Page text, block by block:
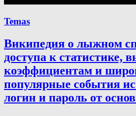
Temas
Википедия о лыжном
доступа к статистике,
коэффициентам и
популярные события
логин и пароль от